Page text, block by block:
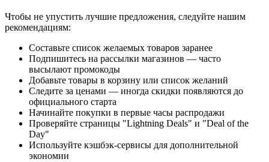
Чтобы не упустить лучшие предложения, следуйте нашим
рекомендациям:
Составьте список желаемых товаров заранее
Подпишитесь на рассылки магазинов — часто
высылают промокоды
Добавьте товары в корзину или список желаний
Следите за ценами — иногда скидки появляются до
официального старта
Начинайте покупки в первые часы распродажи
Проверяйте страницы "Lightning Deals" и "Deal of the
Day"
Используйте кэшбэк-сервисы для дополнительной
экономии